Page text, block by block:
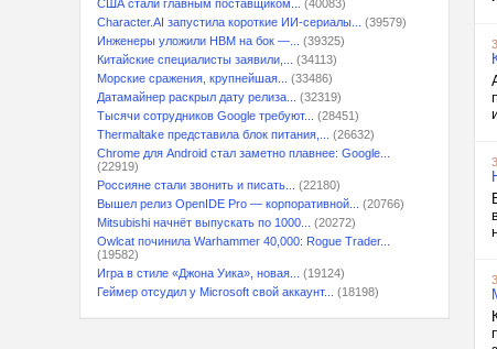
США стали главным поставщиком...
(40083)
Character.AI запустила короткие ИИ-сериалы...
(39579)
Инженеры уложили HBM на бок —...
(39325)
Китайские специалисты заявили,...
(34113)
Морские сражения, крупнейшая...
(33486)
Датамайнер раскрыл дату релиза...
(32319)
Тысячи сотрудников Google требуют...
(28451)
Thermaltake представила блок питания,...
(26632)
Chrome для Android стал заметно плавнее: Google...
(22919)
Россияне стали звонить и писать...
(22180)
Вышел релиз OpenIDE Pro — корпоративной...
(20766)
Mitsubishi начнёт выпускать по 1000...
(20272)
Owlcat починила Warhammer 40,000: Rogue Trader...
(19582)
Игра в стиле «Джона Уика», новая...
(19124)
Геймер отсудил у Microsoft свой аккаунт...
(18198)